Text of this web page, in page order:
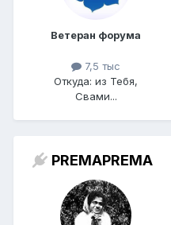
Ветеран форума
7,5 тыс
Откуда: из Тебя,
Свами...
PREMAPREMA